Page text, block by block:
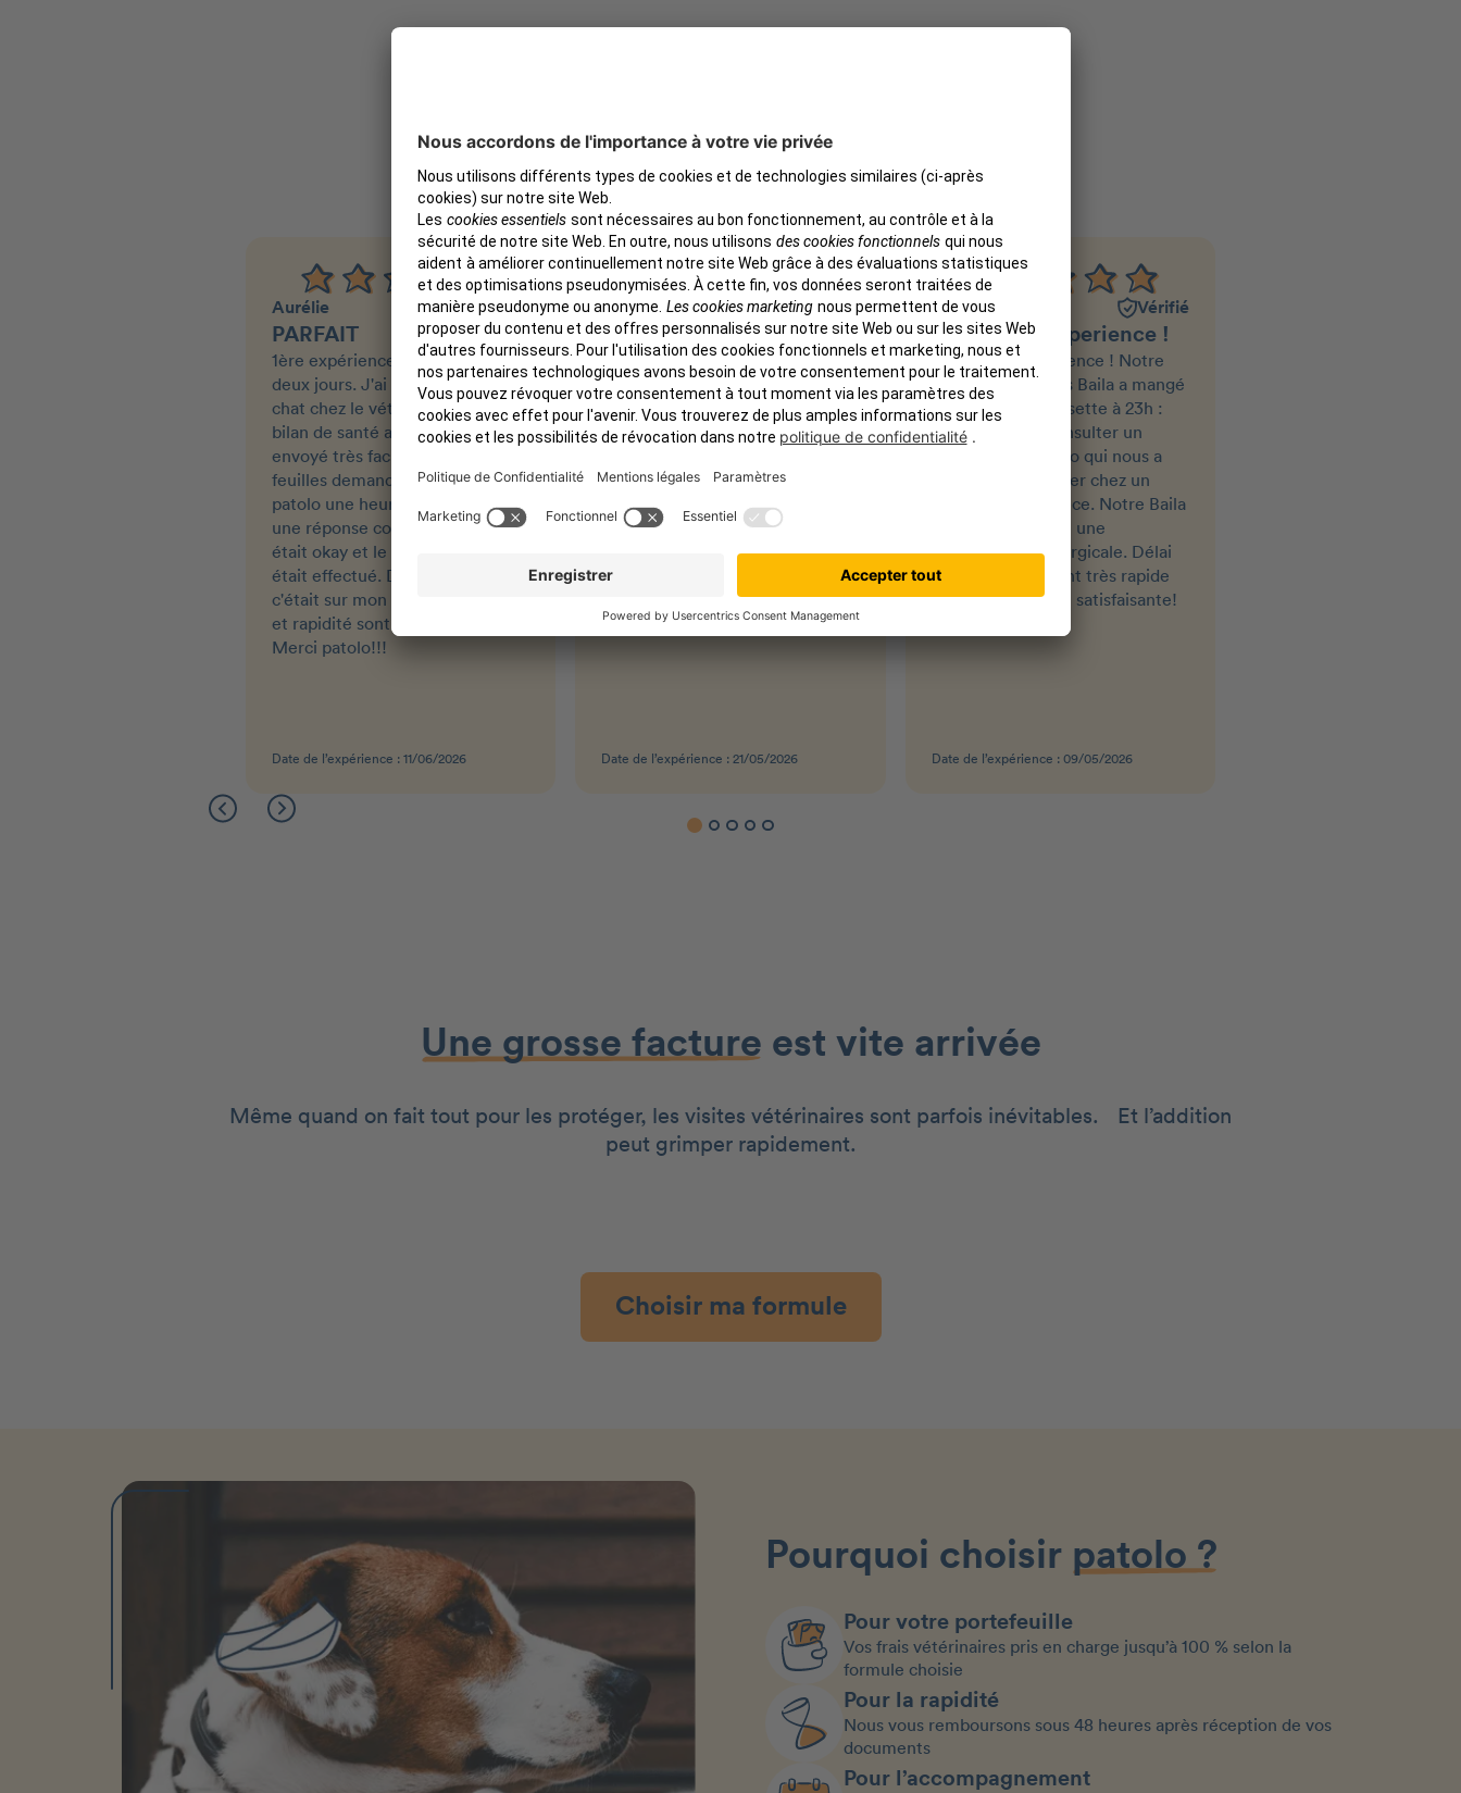
Notre clientèle est satisfaite
Aurélie Vérifié
PARFAIT
1ère expérience avec patolo il y a
deux jours. J'ai emmené mon
chat chez le vétérinaire pour un
bilan de santé annuel. J'ai
envoyé très facilement les
feuilles demandées sur le site de
patolo une heure après j'avais
une réponse comme quoi tout
était okay et le remboursement
était effectué. Deux jours après
c'était sur mon compte. Facilité
et rapidité sont au rendez-vous.
Merci patolo!!!
Date de l’expérience : 11/06/2026
Anna Sabbagh Vérifié
Je pense que mon chat a
maintenant une…
Je pense que mon chat a
maintenant une meilleure
mutuelle que la plupart des gens.
p'tits compagnons. Petit plus : à
la moindre question, vous êtes
rappelés rapidement.
Date de l’expérience : 21/05/2026
Eric Piccuezzu Vérifié
Excellente experience !
Excellente experience ! Notre
chienne de 4 mois Baila a mangé
et avalé une chausette à 23h :
nous avons pu consulter un
vétérinaire en visio qui nous a
recommandé d'aller chez un
confrère en urgence. Notre Baila
a évité sans doute une
intervention chirurgicale. Délai
de remboursement très rapide
et prise en charge satisfaisante!
Date de l’expérience : 09/05/2026
Une grosse facture est vite arrivée
Même quand on fait tout pour les protéger, les visites vétérinaires sont parfois inévitables. Et l’addition
peut grimper rapidement.
Choisir ma formule
Pourquoi choisir patolo ?
Pour votre portefeuille
Vos frais vétérinaires pris en charge jusqu’à 100 % selon la
formule choisie
Pour la rapidité
Nous vous remboursons sous 48 heures après réception de vos
documents
Pour l’accompagnement